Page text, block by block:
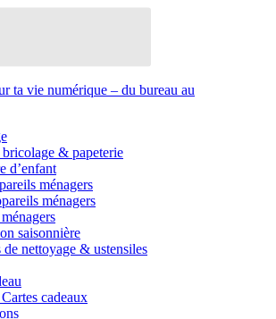
ta vie numérique – du bureau au
& papeterie
d’enfant
ménagers
ménagers
saisonnière
de nettoyage & ustensiles
cadeaux